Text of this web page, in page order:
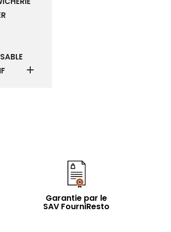

Garantie par le
SAV FourniResto